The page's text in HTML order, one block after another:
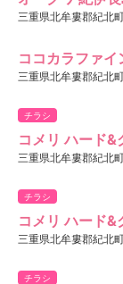
三重県北牟婁郡紀北
ココカラファ
三重県北牟婁郡紀北
チラシ
コメリ ハード&
三重県北牟婁郡紀北
チラシ
コメリ ハード&
三重県北牟婁郡紀北
チラシ